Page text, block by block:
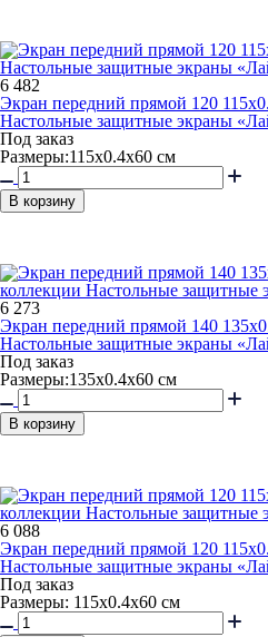
6 482
Экран передний прямой 120
Настольные защитные экраны
Под заказ
Размеры:115х0.4х60 см
В корзину
6 273
Экран передний прямой 140
Настольные защитные экраны
Под заказ
Размеры:135х0.4х60 см
В корзину
6 088
Экран передний прямой 120
Настольные защитные экраны
Под заказ
Размеры: 115х0.4х60 см